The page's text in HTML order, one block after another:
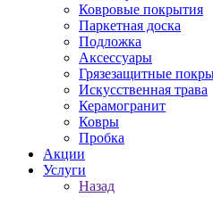
Ковровые покрытия
Паркетная доска
Подложка
Аксессуары
Грязезащитные
Искусственная трава
Керамогранит
Ковры
Пробка
Акции
Услуги
Назад